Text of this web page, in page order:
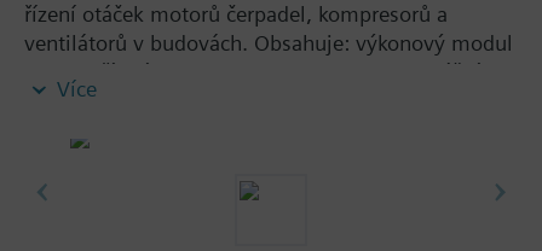
řízení otáček motorů čerpadel, kompresorů a
ventilátorů v budovách. Obsahuje: výkonový modul
PM230, řídicí jednotku CU230P-2-BT s montážním
plechem na odstínění, bez panelu.
Additional info
Při použití sady stínění pro výkonový modul se
Více